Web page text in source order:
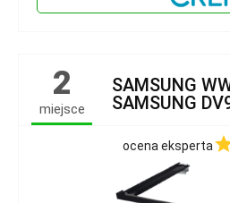
2
miejsce
SAMSUNG
SAMSUNG
ocena eksperta